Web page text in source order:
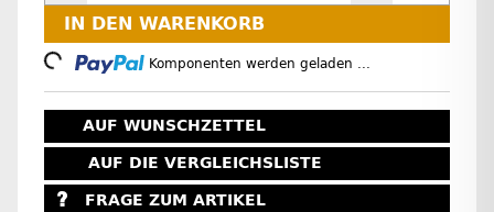
IN DEN WARENKORB
Komponenten werden geladen ...
AUF WUNSCHZETTEL
AUF DIE VERGLEICHSLISTE
FRAGE ZUM ARTIKEL